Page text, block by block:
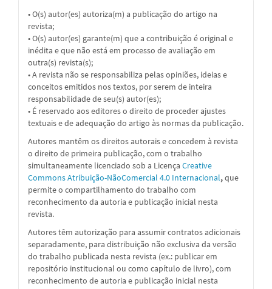
• O(s) autor(es) autoriza(m) a publicação do artigo na
revista;
• O(s) autor(es) garante(m) que a contribuição é original e
inédita e que não está em processo de avaliação em
outra(s) revista(s);
• A revista não se responsabiliza pelas opiniões, ideias e
conceitos emitidos nos textos, por serem de inteira
responsabilidade de seu(s) autor(es);
• É reservado aos editores o direito de proceder ajustes
textuais e de adequação do artigo às normas da publicação.
Autores mantêm os direitos autorais e concedem à revista
o direito de primeira publicação, com o trabalho
simultaneamente licenciado sob a Licença Creative
Commons Atribuição-NãoComercial 4.0 Internacional,que
permite o compartilhamento do trabalho com
reconhecimento da autoria e publicação inicial nesta
revista.
Autores têm autorização para assumir contratos adicionais
separadamente, para distribuição não exclusiva da versão
do trabalho publicada nesta revista (ex.: publicar em
repositório institucional ou como capítulo de livro), com
reconhecimento de autoria e publicação inicial nesta